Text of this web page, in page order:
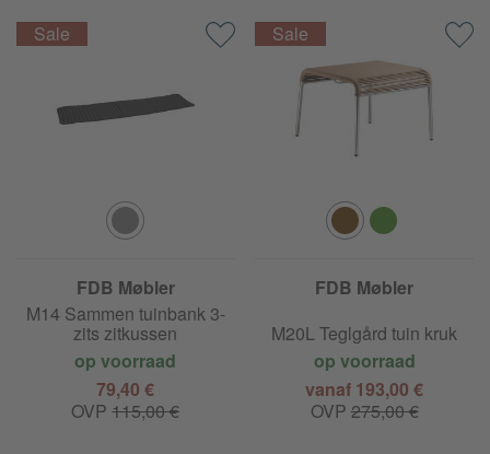
FDB Møbler
M14 Sammen tuinbank 3-
zits zitkussen
op voorraad
79,40 €
OVP115,00 €
FDB Møbler
M20L Teglgård tuin kruk
op voorraad
vanaf 193,00 €
OVP 275,00 €